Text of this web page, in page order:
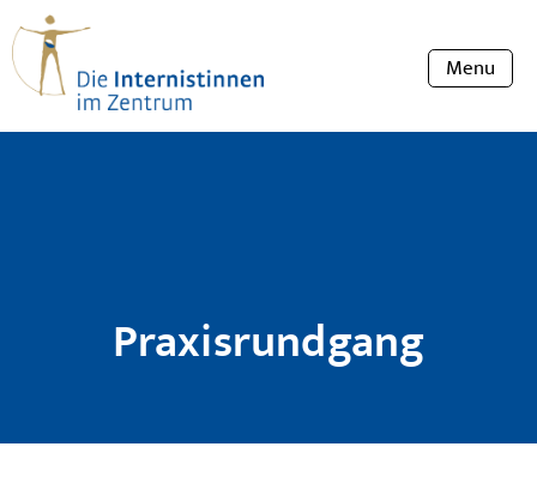
Menu
Praxisrundgang